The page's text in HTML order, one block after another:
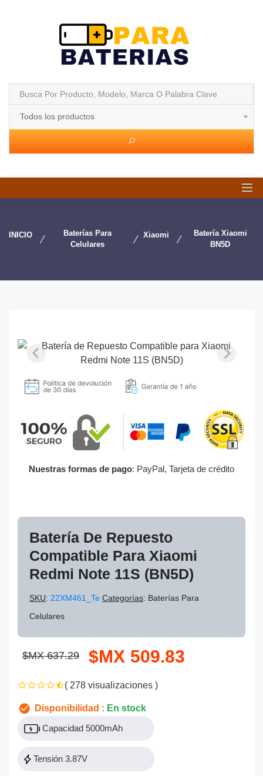
Todos los productos
INICIO
Baterías Para
Celulares
Xiaomi
Batería Xiaomi
BN5D
Nuestras formas de pago: PayPal, Tarjeta de crédito
Batería De Repuesto
Compatible Para Xiaomi
Redmi Note 11S (BN5D)
SKU: 22XM461_Te Categorías: Baterías Para
Celulares
$MX 637.29 $MX 509.83
( 278 visualizaciones )
Disponibilidad : En stock
Capacidad 5000mAh
Tensión 3.87V